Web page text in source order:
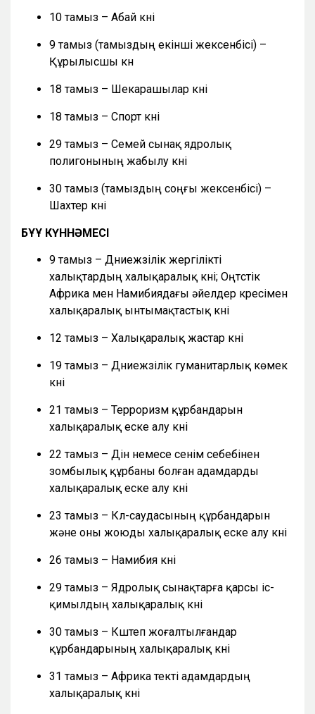
10 тамыз – Абай күні
9 тамыз (тамыздың екінші жексенбісі) –
Құрылысшы күн
18 тамыз – Шекарашылар күні
18 тамыз – Спорт күні
29 тамыз – Семей сынақ ядролық
полигонының жабылу күні
30 тамыз (тамыздың соңғы жексенбісі) –
Шахтер күні
БҰҰ КҮННӘМЕСІ
9 тамыз – Дүниежүзілік жергілікті
халықтардың халықаралық күні; Оңтүстік
Африка мен Намибиядағы әйелдер күресімен
халықаралық ынтымақтастық күні
12 тамыз – Халықаралық жастар күні
19 тамыз – Дүниежүзілік гуманитарлық көмек
күні
21 тамыз – Терроризм құрбандарын
халықаралық еске алу күні
22 тамыз – Дін немесе сенім себебінен
зомбылық құрбаны болған адамдарды
халықаралық еске алу күні
23 тамыз – Күл-саудасының құрбандарын
және оны жоюды халықаралық еске алу күні
26 тамыз – Намибия күні
29 тамыз – Ядролық сынақтарға қарсы іс-
қимылдың халықаралық күні
30 тамыз – Күштеп жоғалтылғандар
құрбандарының халықаралық күні
31 тамыз – Африка текті адамдардың
халықаралық күні